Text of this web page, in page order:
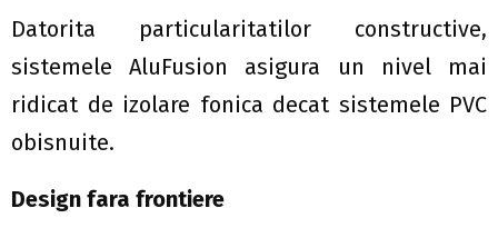
Datorita particularitatilor constructive,
sistemele AluFusion asigura un nivel mai
ridicat de izolare fonica decat sistemele PVC
obisnuite.
Design fara frontiere